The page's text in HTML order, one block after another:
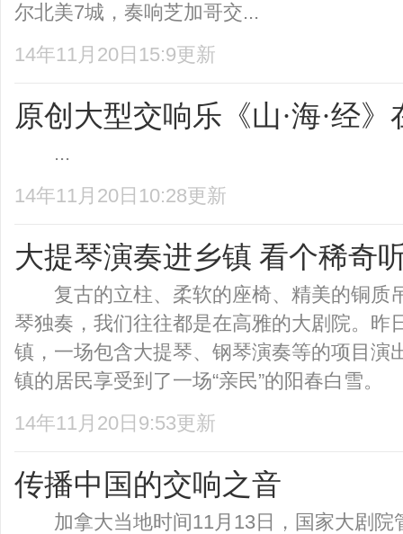
尔北美7城，奏响芝加哥交...
14年11月20日15:9更新
原创大型交响乐《山·海·经
...
14年11月20日10:28更新
大提琴演奏进乡镇 看个稀奇
复古的立柱、柔软的座椅、精美的铜质
琴独奏，我们往往都是在高雅的大剧院。昨
镇，一场包含大提琴、钢琴演奏等的项目演
镇的居民享受到了一场“亲民”的阳春白雪
14年11月20日9:53更新
传播中国的交响之音
加拿大当地时间11月13日，国家大剧院